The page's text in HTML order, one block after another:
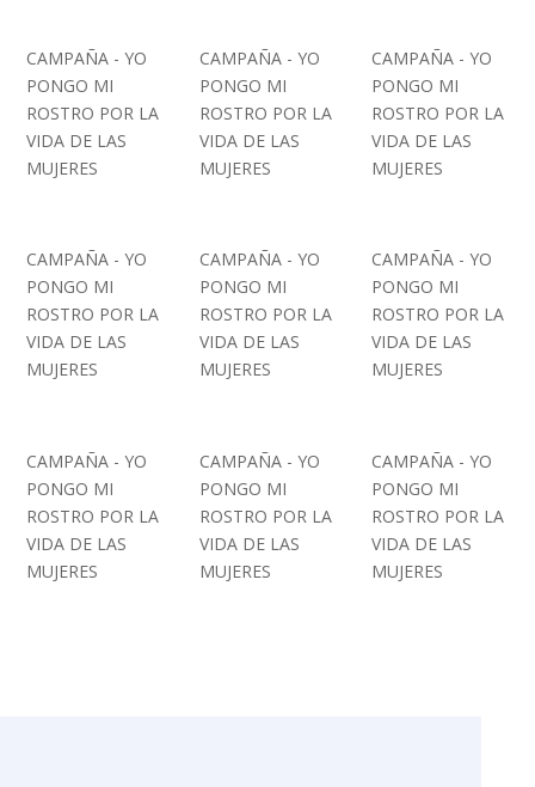
CAMPAÑA - YO
PONGO MI
ROSTRO POR LA
VIDA DE LAS
MUJERES
CAMPAÑA - YO
PONGO MI
ROSTRO POR LA
VIDA DE LAS
MUJERES
CAMPAÑA - YO
PONGO MI
ROSTRO POR LA
VIDA DE LAS
MUJERES
CAMPAÑA - YO
PONGO MI
ROSTRO POR LA
VIDA DE LAS
MUJERES
CAMPAÑA - YO
PONGO MI
ROSTRO POR LA
VIDA DE LAS
MUJERES
CAMPAÑA - YO
PONGO MI
ROSTRO POR LA
VIDA DE LAS
MUJERES
CAMPAÑA - YO
PONGO MI
ROSTRO POR LA
VIDA DE LAS
MUJERES
CAMPAÑA - YO
PONGO MI
ROSTRO POR LA
VIDA DE LAS
MUJERES
CAMPAÑA - YO
PONGO MI
ROSTRO POR LA
VIDA DE LAS
MUJERES